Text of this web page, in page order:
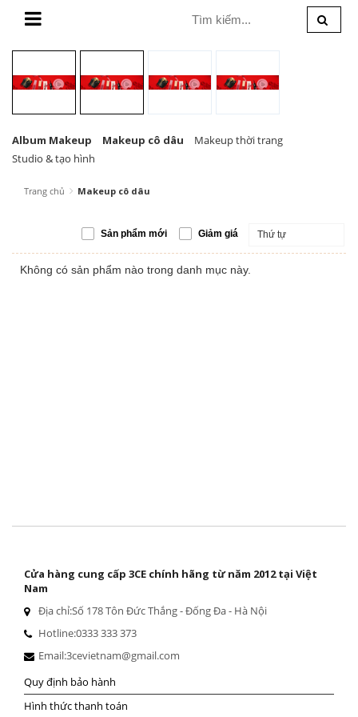
Album Makeup Makeup cô dâu
Makeup thời trang
Studio & tạo hình
Trang chủ Makeup cô dâu
Sản phẩm mới Giảm giá Thứ tự
Không có sản phẩm nào trong danh mục này.
Cửa hàng cung cấp 3CE chính hãng từ năm 2012 tại Việt
Nam
Địa chỉ:Số 178 Tôn Đức Thắng - Đống Đa - Hà Nội
Hotline:0333 333 373
Email:3cevietnam@gmail.com
Quy định bảo hành
Hình thức thanh toán